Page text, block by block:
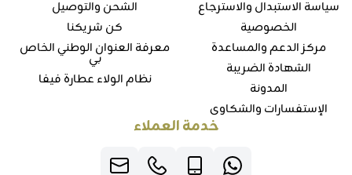
سياسة الاستبدال والاسترجاع
الخصوصية
مركز الدعم والمساعدة
الشهادة الضريبة
المدونة
الإستفسارات والشكاوي
الشحن والتوصيل
كن شريكنا
معرفة العنوان الوطني الخاص
بي
نظام الولاء عطارة فيفا
خدمة العملاء